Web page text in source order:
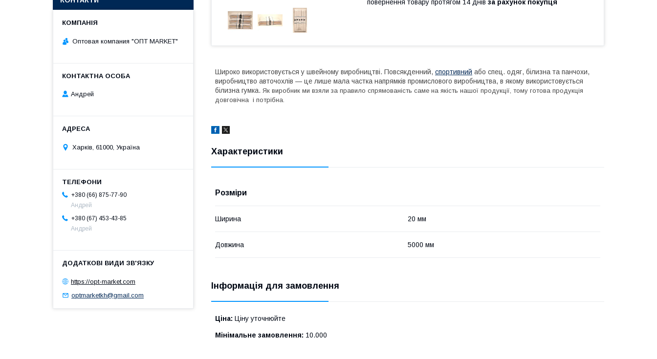
повернення товару протягом 14 днів за рахунок покупця
Широко використовується у швейному виробництві. Повсякденний, спортивний або спец. одяг, білизна та панчохи,
виробництво авточохлів — це лише мала частка напрямків промислового виробництва, в якому використовується
білизна гумка. Як виробник ми взяли за правило спрямованість саме на якість нашої продукції, тому готова продукція
довговічна і потрібна.
Характеристики
Розміри
Ширина 20 мм
Довжина 5000 мм
Інформація для замовлення
Ціна: Ціну уточнюйте
Мінімальне замовлення: 10.000
Оптовая компания "ОПТ MARKET"
Андрей
Харків, 61000, Україна
+380 (66) 875-77-90
Андрей
+380 (67) 453-43-85
Андрей
https://opt-market.com
optmarketkh@gmail.com